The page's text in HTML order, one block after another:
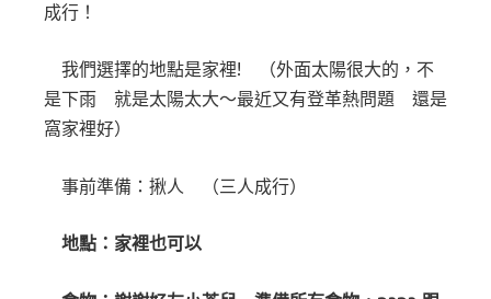
成行！
我們選擇的地點是家裡! （外面太陽很大的，不
是下雨 就是太陽太大～最近又有登革熱問題 還是
窩家裡好）
事前準備：揪人 （三人成行）
地點：家裡也可以